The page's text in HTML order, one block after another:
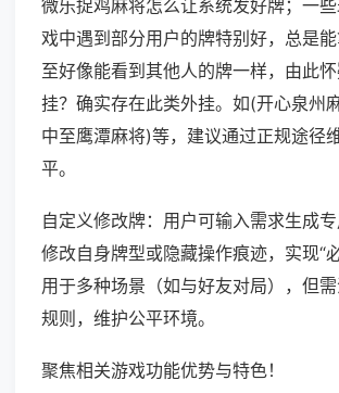
微乐捉鸡麻将怎么让系统发好牌；一
戏中遇到部分用户的牌特别好，总是
至好像能看到其他人的牌一样，由此
挂？确实存在此类外挂。如(开心泉州
中至鹰潭麻将)等，建议通过正规途径
平。
自定义修改牌：用户可输入需求生成专
修改自身牌型或隐藏操作痕迹，实现“
用于多种场景（如与好友对局），但
规则，维护公平环境。
聚焦相关游戏功能优势与特色！